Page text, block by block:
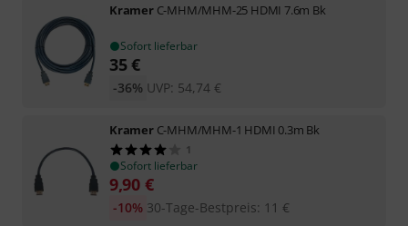
Kramer C-MHM/MHM-25 HDMI 7.6m Bk
Sofort lieferbar
35€
UVP: 54,74 €
-36%
Kramer C-MHM/MHM-1 HDMI 0.3m Bk
1
Sofort lieferbar
9,90 €
30-Tage-Bestpreis: 11 €
-10%